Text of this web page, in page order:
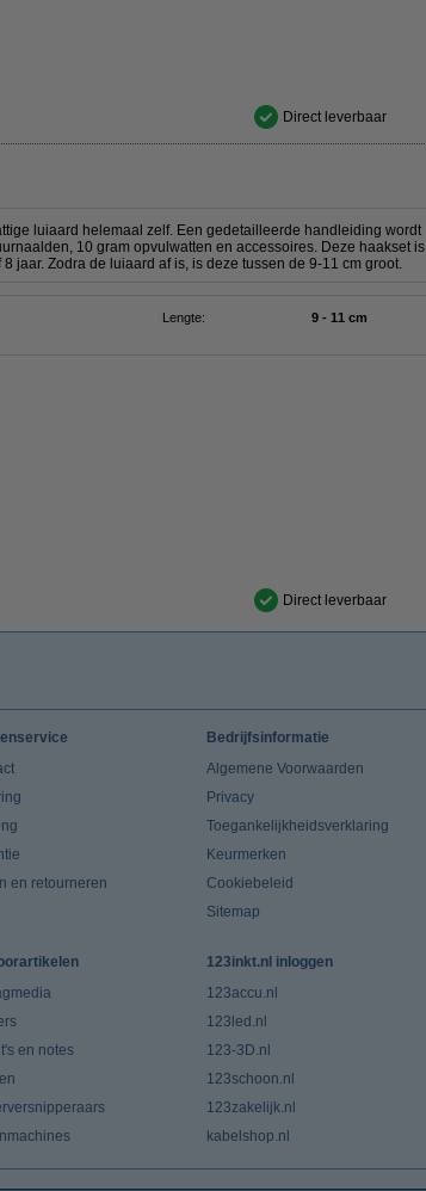
Direct leverbaar
luiaard helemaal zelf. Een gedetailleerde handleiding wordt
10 gram opvulwatten en accessoires. Deze haakset is
jaar. Zodra de luiaard af is, is deze tussen de 9-11 cm groot.
Lengte:
9 - 11 cm
Direct leverbaar
en retourneren
Bedrijfsinformatie
Algemene Voorwaarden
Privacy
Toegankelijkheidsverklaring
Keurmerken
Cookiebeleid
Sitemap
en notes
123inkt.nl inloggen
123accu.nl
123led.nl
123-3D.nl
123schoon.nl
123zakelijk.nl
kabelshop.nl